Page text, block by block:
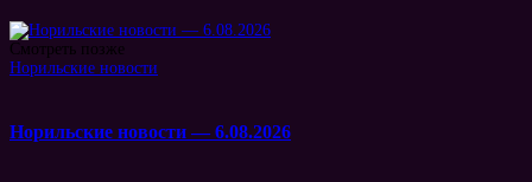
Смотреть позже
Норильские новости
Норильские новости — 6.08.2026